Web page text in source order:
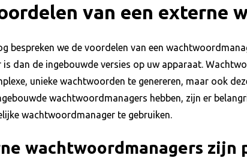
van een externe
bespreken we de voordelen van een
dan de ingebouwde versies op uw apparaat.
unieke wachtwoorden te genereren, maar ook
wachtwoordmanagers hebben, zijn er
wachtwoordmanager te gebruiken.
wachtwoordmanagers